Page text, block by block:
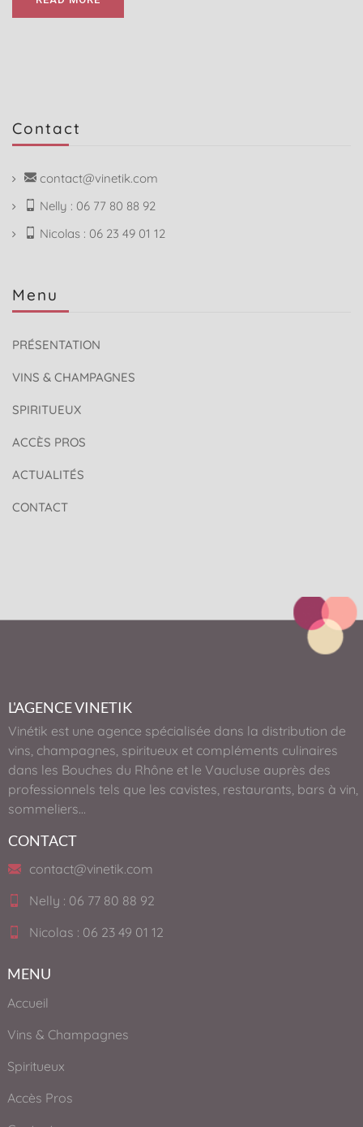
Contact
contact@vinetik.com
Nelly : 06 77 80 88 92
Nicolas : 06 23 49 01 12
Menu
PRÉSENTATION
VINS & CHAMPAGNES
SPIRITUEUX
ACCÈS PROS
ACTUALITÉS
CONTACT
L'AGENCE VINETIK
Vinétik est une agence spécialisée dans la distribution de
vins, champagnes, spiritueux et compléments culinaires
dans les Bouches du Rhône et le Vaucluse auprès des
professionnels tels que les cavistes, restaurants, bars à vin,
sommeliers…
CONTACT
contact@vinetik.com
Nelly : 06 77 80 88 92
Nicolas : 06 23 49 01 12
MENU
Accueil
Vins & Champagnes
Spiritueux
Accès Pros